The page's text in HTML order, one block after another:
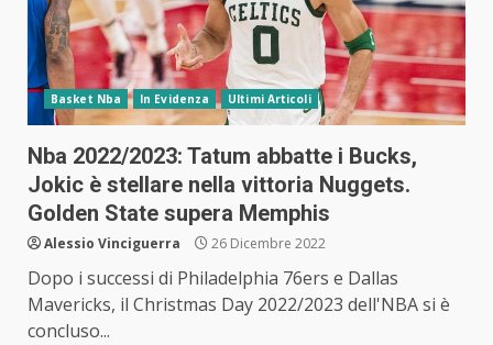
Basket Nba In Evidenza Ultimi Articoli
Nba 2022/2023: Tatum abbatte i Bucks,
Jokic è stellare nella vittoria Nuggets.
Golden State supera Memphis
Alessio Vinciguerra 26 Dicembre 2022
Dopo i successi di Philadelphia 76ers e Dallas
Mavericks, il Christmas Day 2022/2023 dell'NBA si è
concluso...